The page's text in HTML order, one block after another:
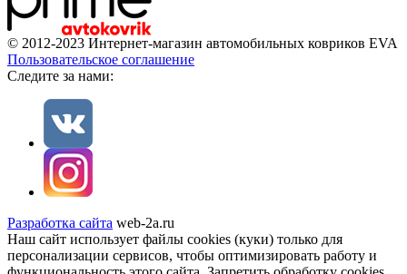
© 2012-2023 Интернет-магазин автомобильных ковриков EVA
Пользовательское соглашение
Cледите за нами:
Разработка сайта web-2a.ru
Наш сайт использует файлы cookies (куки) только для
персонализации сервисов, чтобы оптимизировать работу и